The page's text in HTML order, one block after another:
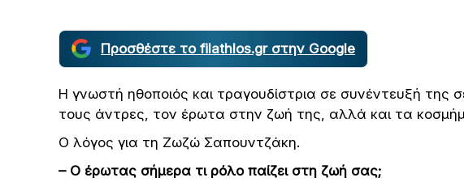
Προσθέστε το filathlos.gr στην Google
Η γνωστή ηθοποιός και τραγουδίστρια σε συνέντευξή της
τους άντρες, τον έρωτα στην ζωή της, αλλά και τα
Ο λόγος για τη Ζωζώ Σαπουντζάκη.
– Ο έρωτας σήμερα τι ρόλο παίζει στη ζωή σας;